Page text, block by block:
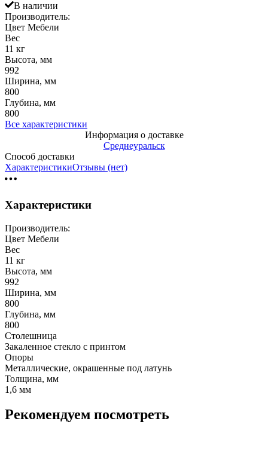
В наличии
Производитель:
Цвет Мебели
Вес
11 кг
Высота, мм
992
Ширина, мм
800
Глубина, мм
800
Все характеристики
Информация о доставке
Среднеуральск
Способ доставки
ХарактеристикиОтзывы (нет)
Характеристики
Производитель:
Цвет Мебели
Вес
11 кг
Высота, мм
992
Ширина, мм
800
Глубина, мм
800
Столешница
Закаленное стекло с принтом
Опоры
Металлические, окрашенные под латунь
Толщина, мм
1,6 мм
Рекомендуем посмотреть